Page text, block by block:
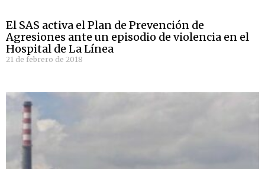
El SAS activa el Plan de Prevención de
Agresiones ante un episodio de violencia en el
Hospital de La Línea
21 de febrero de 2018